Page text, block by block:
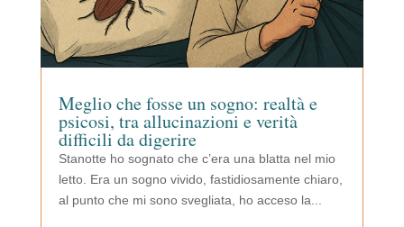
Meglio che fosse un sogno: realtà e
psicosi, tra allucinazioni e verità
difficili da digerire
Stanotte ho sognato che c’era una blatta nel mio
letto. Era un sogno vivido, fastidiosamente chiaro,
al punto che mi sono svegliata, ho acceso la...